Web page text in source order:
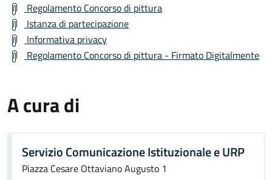
Regolamento Concorso di pittura
Istanza di partecipazione
Informativa privacy
Regolamento Concorso di pittura - Firmato Digitalmente
A cura di
Servizio Comunicazione Istituzionale e URP
Piazza Cesare Ottaviano Augusto 1